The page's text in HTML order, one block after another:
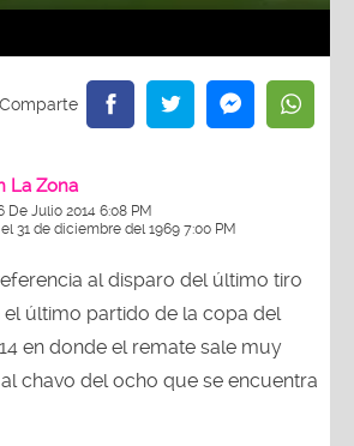
La Zona
De Julio 2014 6:08 PM
31 de diciembre del 1969 7:00 PM
al disparo del último tiro
el último partido de la copa del
en donde el remate sale muy
chavo del ocho que se encuentra